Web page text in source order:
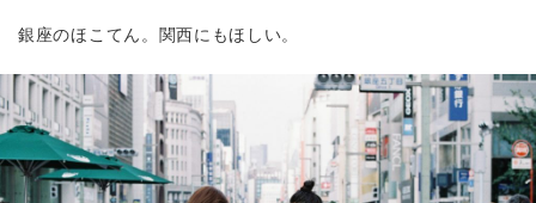
銀座のほこてん。関西にもほしい。